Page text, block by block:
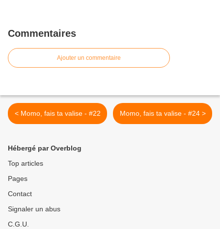
Commentaires
Ajouter un commentaire
< Momo, fais ta valise - #22 Momo, fais ta valise - #24 >
Hébergé par Overblog
Top articles
Pages
Contact
Signaler un abus
C.G.U.